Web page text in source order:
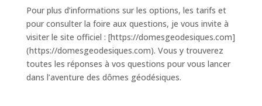
Pour plus d’informations sur les options, les tarifs et
pour consulter la foire aux questions, je vous invite à
visiter le site officiel : [https://domesgeodesiques.com]
(https://domesgeodesiques.com). Vous y trouverez
toutes les réponses à vos questions pour vous lancer
dans l’aventure des dômes géodésiques.